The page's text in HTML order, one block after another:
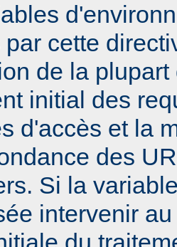
par cette
de la
initial des
d'accès et la
des
Si la
intervenir